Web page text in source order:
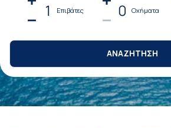
1 Επιβάτες 0 Οχήματα
ΑΝΑΖΗΤΗΣΗ